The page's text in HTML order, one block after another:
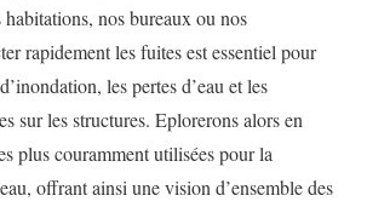
nos bureaux ou nos
rapidement les fuites est essentiel pour
les pertes d’eau et les
sur les structures. Eplorerons alors en
plus couramment utilisées pour la
offrant ainsi une vision d’ensemble des